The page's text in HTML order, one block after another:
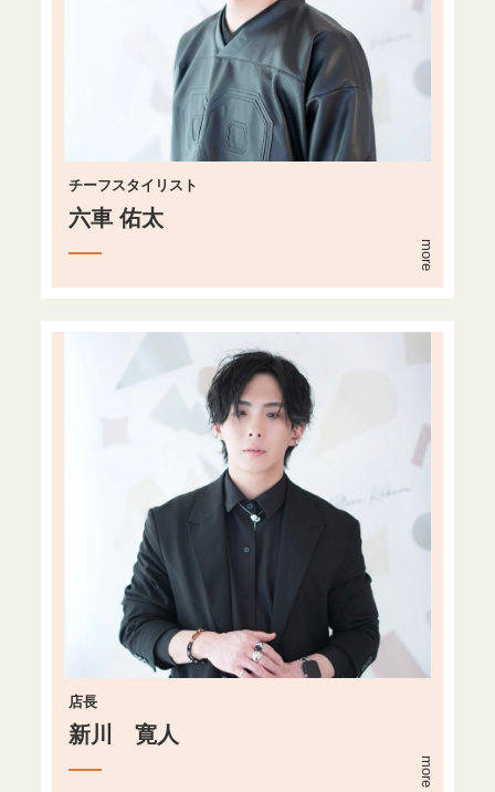
チーフスタイリスト
六車 佑太
店長
新川 寛人